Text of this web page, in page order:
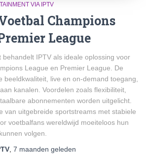
VIA IPTV
Champions
League
behandelt IPTV als ideale oplossing voor
League en Premier League. De
beeldkwaliteit, live en on-demand toegang,
kanalen. Voordelen zoals flexibiliteit,
abonnementen worden uitgelicht.
van uitgebreide sportstreams met stabiele
voetbalfans wereldwijd moeiteloos hun
volgen.
7 maanden geleden